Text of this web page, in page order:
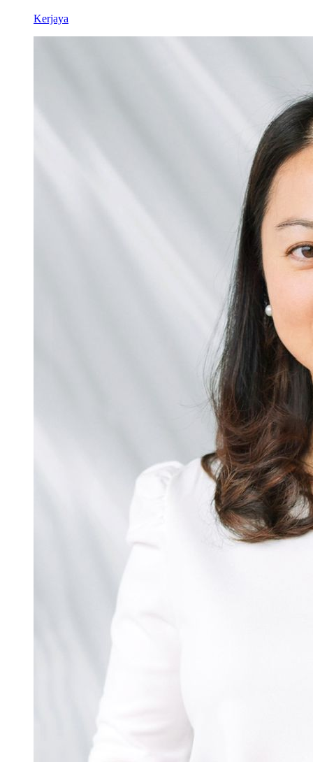
Kerjaya